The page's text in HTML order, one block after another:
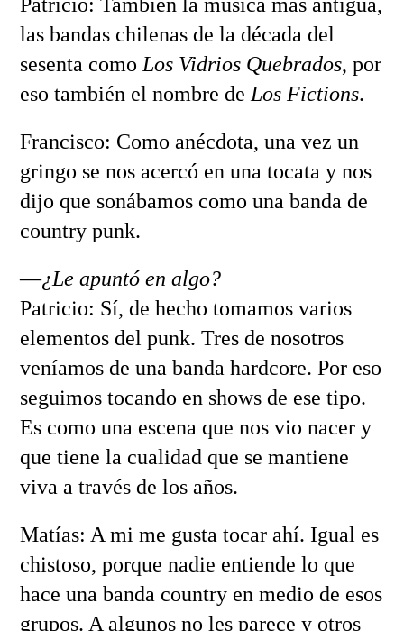
las bandas chilenas de la década del
sesenta como Los Vidrios Quebrados, por
eso también el nombre de Los Fictions.
Francisco: Como anécdota, una vez un
gringo se nos acercó en una tocata y nos
dijo que sonábamos como una banda de
country punk.
—¿Le apuntó en algo?
Patricio: Sí, de hecho tomamos varios
elementos del punk. Tres de nosotros
veníamos de una banda hardcore. Por eso
seguimos tocando en shows de ese tipo.
Es como una escena que nos vio nacer y
que tiene la cualidad que se mantiene
viva a través de los años.
Matías: A mi me gusta tocar ahí. Igual es
chistoso, porque nadie entiende lo que
hace una banda country en medio de esos
grupos. A algunos no les parece y otros